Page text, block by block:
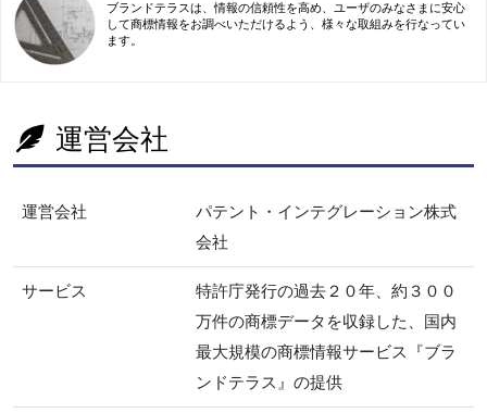
ブランドテラスは、情報の信頼性を高め、ユーザのみなさまに安心
して商標情報をお調べいただけるよう、様々な取組みを行なってい
ます。
運営会社
運営会社
パテント・インテグレーション株式
会社
サービス
特許庁発行の過去２０年、約３００
万件の商標データを収録した、国内
最大規模の商標情報サービス『ブラ
ンドテラス』の提供